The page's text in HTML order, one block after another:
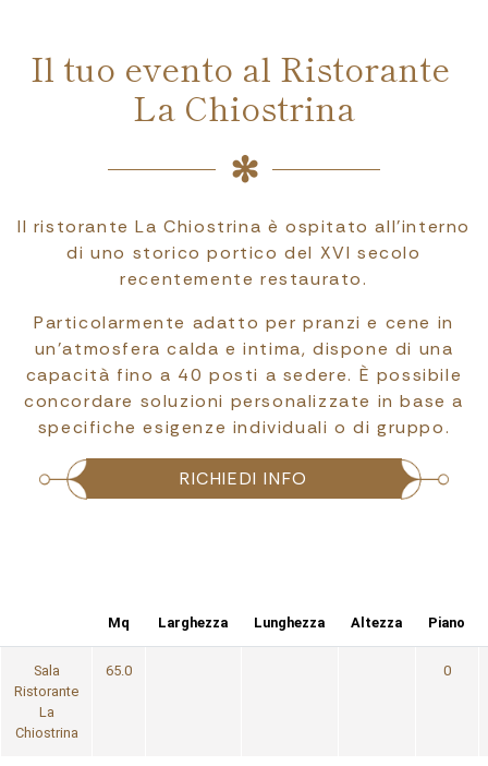
Il tuo evento al Ristorante
La Chiostrina
Il ristorante La Chiostrina è ospitato all’interno
di uno storico portico del XVI secolo
recentemente restaurato.
Particolarmente adatto per pranzi e cene in
un’atmosfera calda e intima, dispone di una
capacità fino a 40 posti a sedere. È possibile
concordare soluzioni personalizzate in base a
specifiche esigenze individuali o di gruppo.
RICHIEDI INFO
Mq Larghezza Lunghezza Altezza Piano
Sala
Ristorante
La
Chiostrina
65.0 0